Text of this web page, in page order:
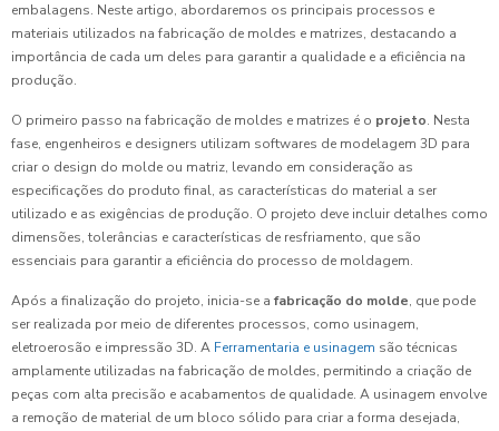
embalagens. Neste artigo, abordaremos os principais processos e
materiais utilizados na fabricação de moldes e matrizes, destacando a
importância de cada um deles para garantir a qualidade e a eficiência na
produção.
O primeiro passo na fabricação de moldes e matrizes é o projeto. Nesta
fase, engenheiros e designers utilizam softwares de modelagem 3D para
criar o design do molde ou matriz, levando em consideração as
especificações do produto final, as características do material a ser
utilizado e as exigências de produção. O projeto deve incluir detalhes como
dimensões, tolerâncias e características de resfriamento, que são
essenciais para garantir a eficiência do processo de moldagem.
Após a finalização do projeto, inicia-se a fabricação do molde, que pode
ser realizada por meio de diferentes processos, como usinagem,
eletroerosão e impressão 3D. A Ferramentaria e usinagem são técnicas
amplamente utilizadas na fabricação de moldes, permitindo a criação de
peças com alta precisão e acabamentos de qualidade. A usinagem envolve
a remoção de material de um bloco sólido para criar a forma desejada,